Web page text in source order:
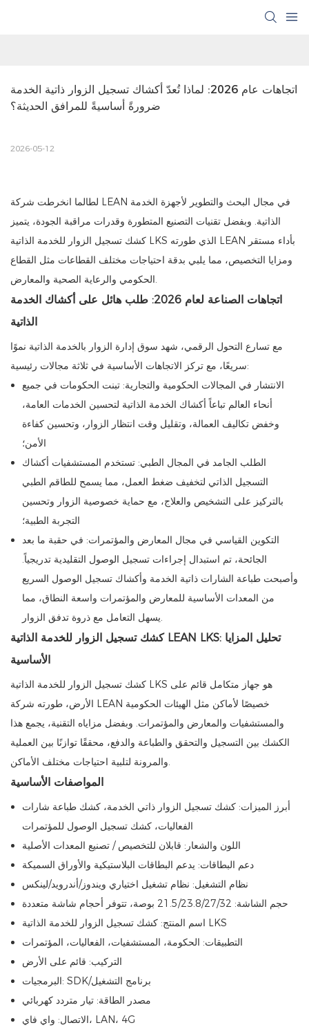
اتجاهات عام 2026: لماذا تُعدّ أكشاك تسجيل الزوار ذاتية الخدمة
ضرورةً أساسيةً للمرافق الحديثة؟
2026-05-12
لطالما انخرطت شركة LEAN في مجال البحث والتطوير لأجهزة الخدمة
الذاتية. وبفضل تقنيات التصنيع المتطورة وقدرات مراقبة الجودة، يتميز
كشك تسجيل الزوار للخدمة الذاتية LKS الذي طورته LEAN بأداء مستقر
ومزايا التخصيص، مما يلبي بدقة احتياجات مختلف القطاعات مثل القطاع
الحكومي والرعاية الصحية والمعارض.
اتجاهات الصناعة لعام 2026: طلب هائل على أكشاك الخدمة
الذاتية
مع تسارع التحول الرقمي، شهد سوق إدارة الزوار بالخدمة الذاتية نموًا
سريعًا، مع تركز الاتجاهات الأساسية في ثلاثة مجالات رئيسية:
الانتشار في المجالات الحكومية والتجارية: تبنت الحكومات في جميع
أنحاء العالم تباعاً أكشاك الخدمة الذاتية لتحسين الخدمات العامة،
وخفض تكاليف العمالة، وتقليل وقت انتظار الزوار، وتحسين كفاءة
الأمن؛
الطلب الجامد في المجال الطبي: تستخدم المستشفيات أكشاك
التسجيل الذاتي لتخفيف ضغط العمل، مما يسمح للطاقم الطبي
بالتركيز على التشخيص والعلاج، مع حماية خصوصية الزوار وتحسين
التجربة الطبية؛
التكوين القياسي في مجال المعارض والمؤتمرات: في حقبة ما بعد
الجائحة، تم استبدال إجراءات تسجيل الوصول التقليدية تدريجياً.
وأصبحت طباعة الشارات ذاتية الخدمة وأكشاك تسجيل الوصول السريع
من المعدات الأساسية للمعارض والمؤتمرات واسعة النطاق، مما
يسهل التعامل مع ذروة تدفق الزوار.
كشك تسجيل الزوار للخدمة الذاتية LEAN LKS: تحليل المزايا
الأساسية
كشك تسجيل الزوار للخدمة الذاتية LKS هو جهاز متكامل قائم على
الأرض، طورته شركة LEAN خصيصًا لأماكن مثل الهيئات الحكومية
والمستشفيات والمعارض والمؤتمرات. وبفضل مزاياه التقنية، يجمع هذا
الكشك بين التسجيل والتحقق والطباعة والدفع، محققًا توازنًا بين العملية
والمرونة لتلبية احتياجات مختلف الأماكن.
المواصفات الأساسية
أبرز الميزات: كشك تسجيل الزوار ذاتي الخدمة، كشك طباعة شارات
الفعاليات، كشك تسجيل الوصول للمؤتمرات
اللون والشعار: قابلان للتخصيص / تصنيع المعدات الأصلية
دعم البطاقات: يدعم البطاقات البلاستيكية والأوراق السميكة
نظام التشغيل: نظام تشغيل اختياري ويندوز/أندرويد/لينكس
حجم الشاشة: 21.5/23.8/27/32 بوصة، تتوفر أحجام شاشة متعددة
اسم المنتج: كشك تسجيل الزوار للخدمة الذاتية LKS
التطبيقات: الحكومة، المستشفيات، الفعاليات، المؤتمرات
التركيب: قائم على الأرض
البرمجيات: SDK/برنامج التشغيل
مصدر الطاقة: تيار متردد كهربائي
الاتصال: واي فاي، LAN، 4G